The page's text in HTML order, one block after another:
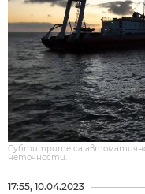
Субтитрите са
неточности.
17:55, 10.04.2023